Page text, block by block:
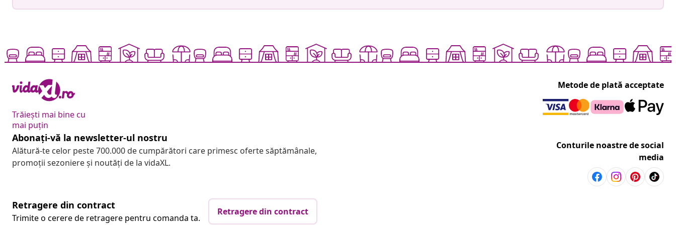
Trăiești mai bine cu
mai puțin
Metode de plată acceptate
Abonați-vă la newsletter-ul nostru
Alătură-te celor peste 700.000 de cumpărători care primesc oferte săptămânale,
promoții sezoniere și noutăți de la vidaXL.
Conturile noastre de social
media
Retragere din contract
Trimite o cerere de retragere pentru comanda ta.
Retragere din contract